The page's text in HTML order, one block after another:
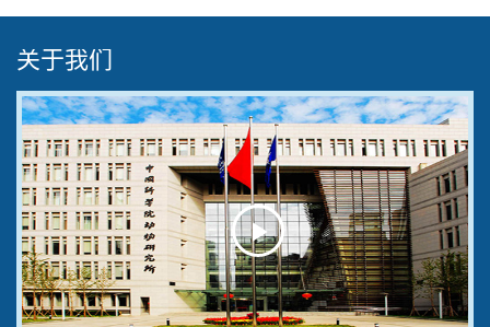
关于我们
Play
Video